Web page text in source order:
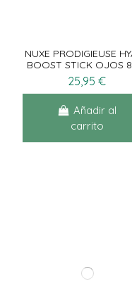
NUXE PRODIGIEUSE
BOOST STICK OJOS
25,95 €
Añadir al
carrito